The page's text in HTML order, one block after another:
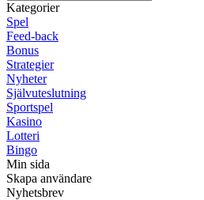
Kategorier
Spel
Feed-back
Bonus
Strategier
Nyheter
Självuteslutning
Sportspel
Kasino
Lotteri
Bingo
Min sida
Skapa användare
Nyhetsbrev